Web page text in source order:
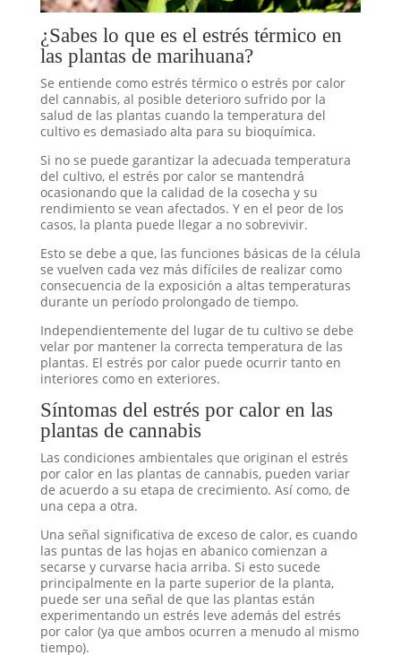
¿Sabes lo que es el estrés térmico en
las plantas de marihuana?
Se entiende como estrés térmico o estrés por calor
del cannabis, al posible deterioro sufrido por la
salud de las plantas cuando la temperatura del
cultivo es demasiado alta para su bioquímica.
Si no se puede garantizar la adecuada temperatura
del cultivo, el estrés por calor se mantendrá
ocasionando que la calidad de la cosecha y su
rendimiento se vean afectados. Y en el peor de los
casos, la planta puede llegar a no sobrevivir.
Esto se debe a que, las funciones básicas de la célula
se vuelven cada vez más difíciles de realizar como
consecuencia de la exposición a altas temperaturas
durante un período prolongado de tiempo.
Independientemente del lugar de tu cultivo se debe
velar por mantener la correcta temperatura de las
plantas. El estrés por calor puede ocurrir tanto en
interiores como en exteriores.
Síntomas del estrés por calor en las
plantas de cannabis
Las condiciones ambientales que originan el estrés
por calor en las plantas de cannabis, pueden variar
de acuerdo a su etapa de crecimiento. Así como, de
una cepa a otra.
Una señal significativa de exceso de calor, es cuando
las puntas de las hojas en abanico comienzan a
secarse y curvarse hacia arriba. Si esto sucede
principalmente en la parte superior de la planta,
puede ser una señal de que las plantas están
experimentando un estrés leve además del estrés
por calor (ya que ambos ocurren a menudo al mismo
tiempo).